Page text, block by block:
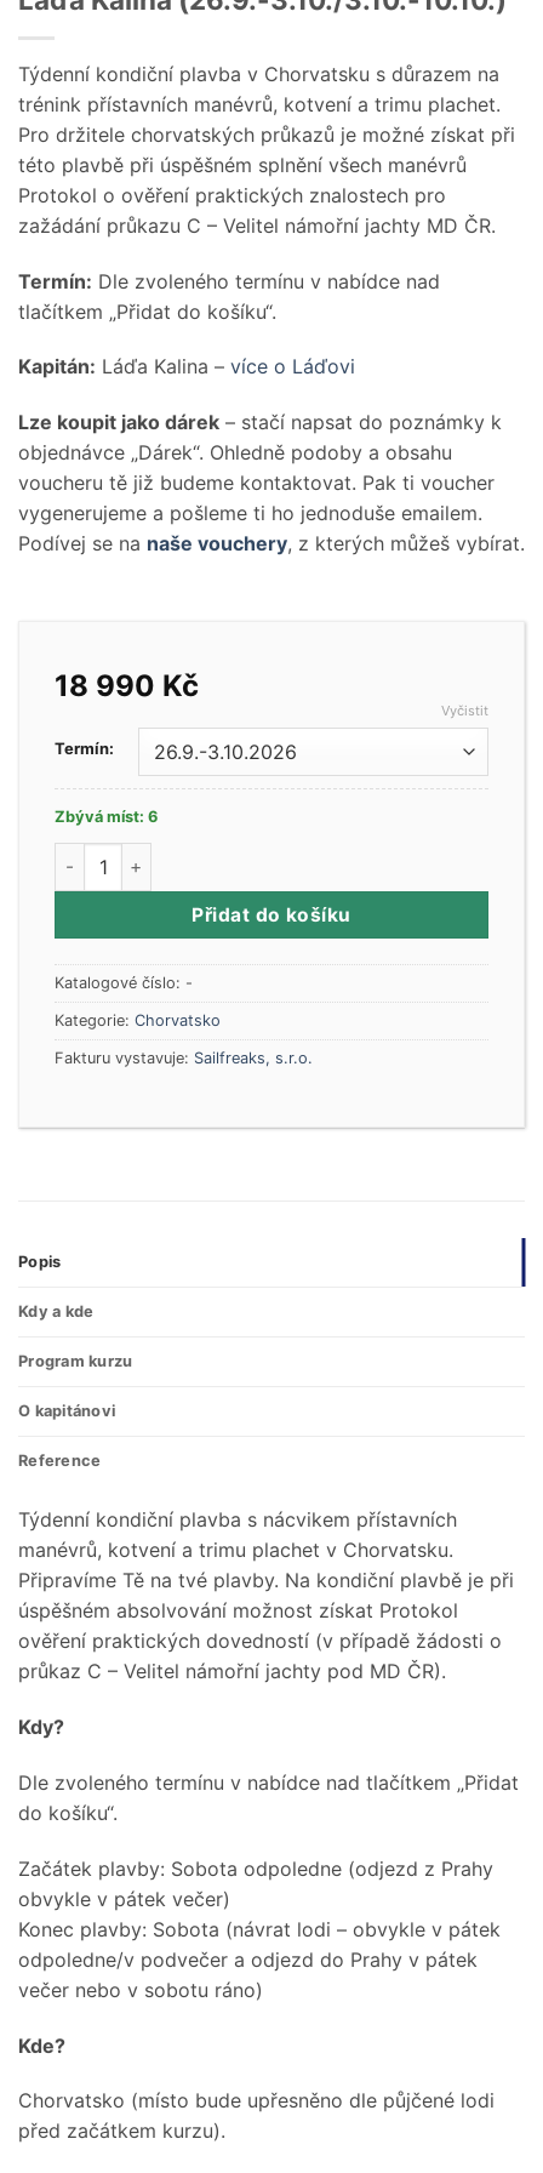
Týdenní kondiční plavba v Chorvatsku s důrazem na
trénink přístavních manévrů, kotvení a trimu plachet.
Pro držitele chorvatských průkazů je možné získat při
této plavbě při úspěšném splnění všech manévrů
Protokol o ověření praktických znalostech pro
zažádání průkazu C – Velitel námořní jachty MD ČR.
Termín: Dle zvoleného termínu v nabídce nad
tlačítkem „Přidat do košíku“.
Kapitán: Láďa Kalina – více o Láďovi
Lze koupit jako dárek – stačí napsat do poznámky k
objednávce „Dárek“. Ohledně podoby a obsahu
voucheru tě již budeme kontaktovat. Pak ti voucher
vygenerujeme a pošleme ti ho jednoduše emailem.
Podívej se na naše vouchery, z kterých můžeš vybírat.
18 990 Kč
Termín:
Vyčistit
Zbývá míst: 6
Kondiční plavba (trénink přístavních manévrů, kotvení,
Přidat do košíku
Katalogové číslo: -
Kategorie: Chorvatsko
Fakturu vystavuje: Sailfreaks, s.r.o.
Popis
Kdy a kde
Program kurzu
O kapitánovi
Reference
Týdenní kondiční plavba s nácvikem přístavních
manévrů, kotvení a trimu plachet v Chorvatsku.
Připravíme Tě na tvé plavby. Na kondiční plavbě je při
úspěšném absolvování možnost získat Protokol
ověření praktických dovedností (v případě žádosti o
průkaz C – Velitel námořní jachty pod MD ČR).
Kdy?
Dle zvoleného termínu v nabídce nad tlačítkem „Přidat
do košíku“.
Začátek plavby: Sobota odpoledne (odjezd z Prahy
obvykle v pátek večer)
Konec plavby: Sobota (návrat lodi – obvykle v pátek
odpoledne/v podvečer a odjezd do Prahy v pátek
večer nebo v sobotu ráno)
Kde?
Chorvatsko (místo bude upřesněno dle půjčené lodi
před začátkem kurzu).